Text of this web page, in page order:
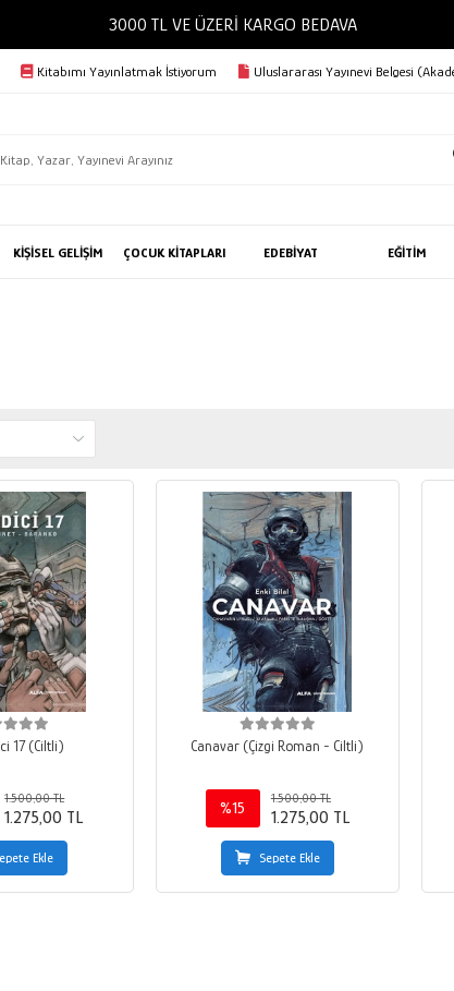
Kitabımı Yayınlatmak İstiyorum Uluslararası Yayınevi Belgesi
KİŞİSEL GELİŞİM ÇOCUK KİTAPLARI EDEBİYAT EĞİTİM
17 (Ciltli)
1.500,00 TL
1.275,00 TL
Ekle
Canavar (Çizgi Roman - Ciltli)
%15
1.500,00 TL
1.275,00 TL
Sepete Ekle